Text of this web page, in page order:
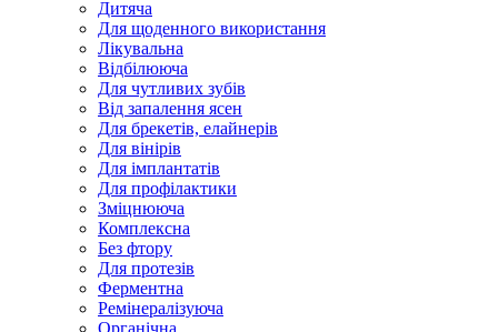
Дитяча
Для щоденного використання
Лікувальна
Відбілююча
Для чутливих зубів
Від запалення ясен
Для брекетів, елайнерів
Для вінірів
Для імплантатів
Для профілактики
Зміцнююча
Комплексна
Без фтору
Для протезів
Ферментна
Ремінералізуюча